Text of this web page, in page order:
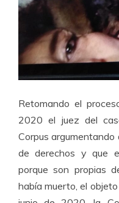
Retomando el
2020 el juez del
Corpus argumentando
de derechos y que
porque son propias
había muerto, el